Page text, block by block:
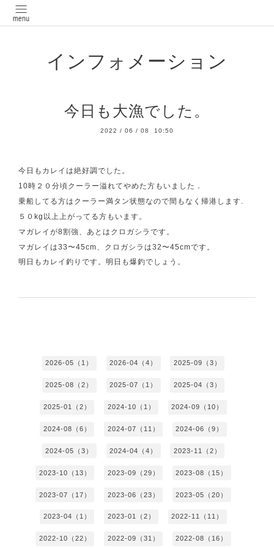
インフォメーション
今日も大漁でした。
2022 / 06 / 08 10:50
今日もカレイは絶好調でした。
10時２０分頃クーラー溢れてやめた方もいました．
乗船してる方はクーラー満タン状態なので間もなく帰港します.
５０kg以上上がってる方もいます。
マガレイが8割強、あとはクロガシラです。
マガレイは33〜45cm、クロガシラは32〜45cmです。
明日もカレイ釣りです。明日も爆釣でしょう。
2026-05（1） 2026-04（4） 2025-09（3）
2025-08（2） 2025-07（1） 2025-04（3）
2025-01（2） 2024-10（1） 2024-09（10）
2024-08（6） 2024-07（11） 2024-06（9）
2024-05（3） 2024-04（4） 2023-11（2）
2023-10（13） 2023-09（29） 2023-08（15）
2023-07（17） 2023-06（23） 2023-05（20）
2023-04（1） 2023-01（2） 2022-11（11）
2022-10（22） 2022-09（31） 2022-08（16）